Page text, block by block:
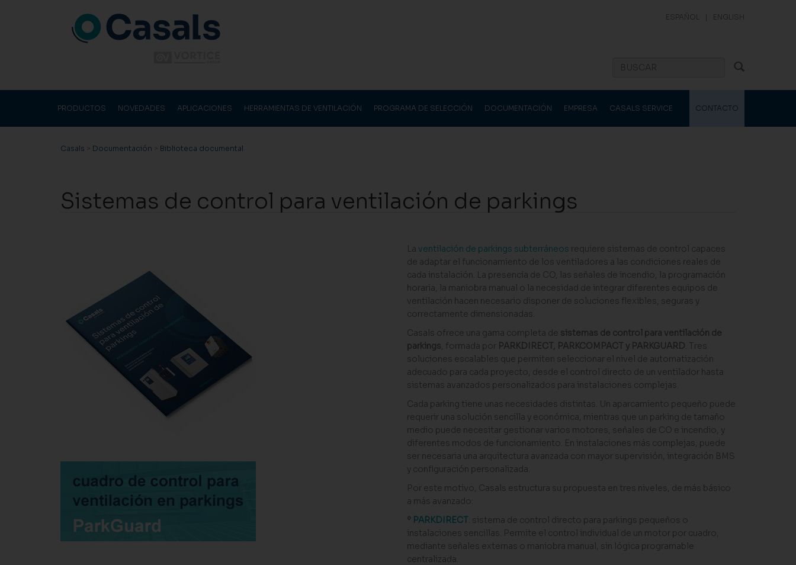
ESPAÑOL | ENGLISH
PRODUCTOS NOVEDADES APLICACIONES HERRAMIENTAS DE VENTILACIÓN PROGRAMA DE SELECCIÓN DOCUMENTACIÓN EMPRESA CASALS SERVICE CONTACTO
Casals > Documentación > Biblioteca documental
Sistemas de control para ventilación de parkings
La ventilación de parkings subterráneos requiere sistemas de control capaces
de adaptar el funcionamiento de los ventiladores a las condiciones reales de
cada instalación. La presencia de CO, las señales de incendio, la programación
horaria, la maniobra manual o la necesidad de integrar diferentes equipos de
ventilación hacen necesario disponer de soluciones flexibles, seguras y
correctamente dimensionadas.
Casals ofrece una gama completa de sistemas de control para ventilación de
parkings , formada por PARKDIRECT, PARKCOMPACT y PARKGUARD. Tres
soluciones escalables que permiten seleccionar el nivel de automatización
adecuado para cada proyecto, desde el control directo de un ventilador hasta
sistemas avanzados personalizados para instalaciones complejas.
Cada parking tiene unas necesidades distintas. Un aparcamiento pequeño puede
requerir una solución sencilla y económica, mientras que un parking de tamaño
medio puede necesitar gestionar varios motores, señales de CO e incendio, y
diferentes modos de funcionamiento. En instalaciones más complejas, puede
ser necesaria una arquitectura avanzada con mayor supervisión, integración BMS
y configuración personalizada.
Por este motivo, Casals estructura su propuesta en tres niveles, de más básico
a más avanzado:
º PARKDIRECT: sistema de control directo para parkings pequeños o
instalaciones sencillas. Permite el control individual de un motor por cuadro,
mediante señales externas o maniobra manual, sin lógica programable
centralizada.